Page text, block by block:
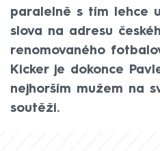
paralelně s tím lehce
slova na adresu
renomovaného
Kicker je dokonce
nejhorším mužem na
soutěži.